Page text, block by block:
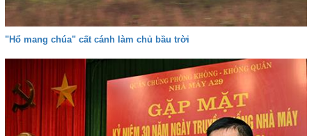
"Hổ mang chúa" cất cánh làm chủ bầu trời